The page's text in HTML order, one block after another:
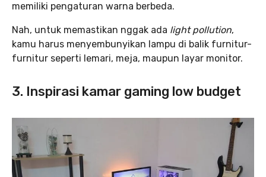
memiliki pengaturan warna berbeda.
Nah, untuk memastikan nggak ada light pollution,
kamu harus menyembunyikan lampu di balik furnitur-
furnitur seperti lemari, meja, maupun layar monitor.
3. Inspirasi kamar gaming low budget